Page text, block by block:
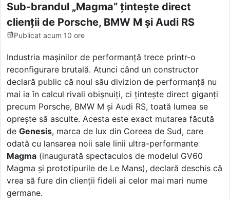
Sub-brandul „Magma” țintește direct
clienții de Porsche, BMW M și Audi RS
Publicat acum 10 ore
Industria mașinilor de performanță trece printr-o
reconfigurare brutală. Atunci când un constructor
declară public că noul său divizion de performanță nu
mai ia în calcul rivali obișnuiți, ci țintește direct giganți
precum Porsche, BMW M și Audi RS, toată lumea se
oprește să asculte. Acesta este exact mutarea făcută
de Genesis, marca de lux din Coreea de Sud, care
odată cu lansarea noii sale linii ultra-performante
Magma (inaugurată spectaculos de modelul GV60
Magma și prototipurile de Le Mans), declară deschis că
vrea să fure din clienții fideli ai celor mai mari nume
germane.